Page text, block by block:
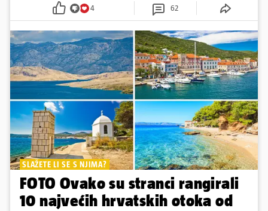
4 62
SLAŽETE LI SE S NJIMA?
FOTO Ovako su stranci rangirali
10 najvećih hrvatskih otoka od